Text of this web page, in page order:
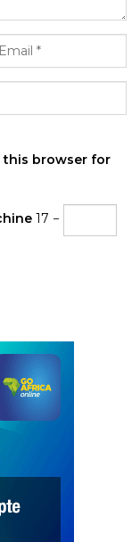
this browser for
17 −